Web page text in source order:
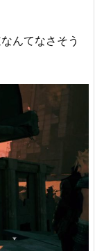
んてなさそう